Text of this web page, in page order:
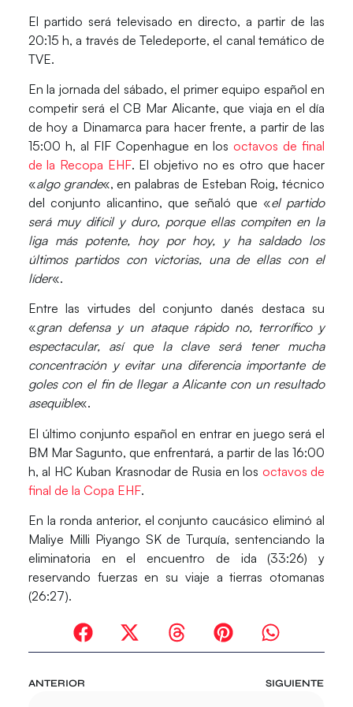
El partido será televisado en directo, a partir de las
20:15 h, a través de Teledeporte, el canal temático de
TVE.
En la jornada del sábado, el primer equipo español en
competir será el CB Mar Alicante, que viaja en el día
de hoy a Dinamarca para hacer frente, a partir de las
15:00 h, al FIF Copenhague en los octavos de final
de la Recopa EHF. El objetivo no es otro que hacer
«algo grande«, en palabras de Esteban Roig, técnico
del conjunto alicantino, que señaló que «el partido
será muy difícil y duro, porque ellas compiten en la
liga más potente, hoy por hoy, y ha saldado los
últimos partidos con victorias, una de ellas con el
líder«.
Entre las virtudes del conjunto danés destaca su
«gran defensa y un ataque rápido no, terrorífico y
espectacular, así que la clave será tener mucha
concentración y evitar una diferencia importante de
goles con el fin de llegar a Alicante con un resultado
asequible«.
El último conjunto español en entrar en juego será el
BM Mar Sagunto, que enfrentará, a partir de las 16:00
h, al HC Kuban Krasnodar de Rusia en los octavos de
final de la Copa EHF.
En la ronda anterior, el conjunto caucásico eliminó al
Maliye Milli Piyango SK de Turquía, sentenciando la
eliminatoria en el encuentro de ida (33:26) y
reservando fuerzas en su viaje a tierras otomanas
(26:27).
ANTERIOR SIGUIENTE